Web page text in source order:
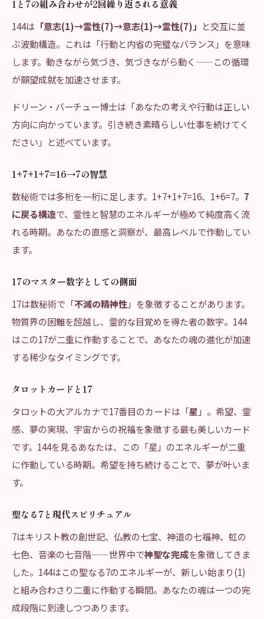
1と7の組み合わせが2回繰り返される意義
144は 「意志(1)→霊性(7)→意志(1)→霊性(7)」 と交互に並
ぶ波動構造。これは「行動と内省の完璧なバランス」を意味
します。動きながら気づき、気づきながら動く——この循環
が願望成就を加速させます。
ドリーン・バーチュー博士は「あなたの考えや行動は正しい
方向に向かっています。引き続き素晴らしい仕事を続けてく
ださい」と述べています。
1+7+1+7=16→7の智慧
数秘術では多桁を一桁に足します。1+7+1+7=16、1+6=7。 7
に戻る構造で、霊性と智慧のエネルギーが極めて純度高く流
れる時期。あなたの直感と洞察が、最高レベルで作動してい
ます。
17のマスター数字としての側面
17は数秘術で「不滅の精神性 」を象徴することがあります。
物質界の困難を超越し、霊的な目覚めを得た者の数字。144
はこの17が二重に作動することで、あなたの魂の進化が加速
する稀少なタイミングです。
タロットカードと17
タロットの大アルカナで17番目のカードは「星 」。希望、霊
感、夢の実現、宇宙からの祝福を象徴する最も美しいカード
です。144を見るあなたは、この「星」のエネルギーが二重
に作動している時期。希望を持ち続けることで、夢が叶いま
す。
聖なる7と現代スピリチュアル
7はキリスト教の創世記、仏教の七宝、神道の七福神、虹の
七色、音楽の七音階——世界中で神聖な完成を象徴してきま
した。144はこの聖なる7のエネルギーが、新しい始まり(1)
と組み合わさり二重に作動する瞬間。あなたの魂は一つの完
成段階に到達しつつあります。